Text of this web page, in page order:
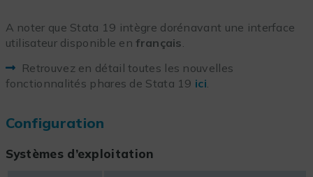
A noter que Stata 19 intègre dorénavant une interface
utilisateur disponible en français
Retrouvez en détail toutes les nouvelles
fonctionnalités phares de Stata 19 ici.
Configuration
Systèmes d’exploitation